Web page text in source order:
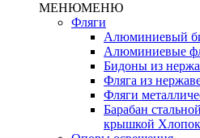
МЕНЮМЕНЮ
Фляги
Алюминиевый
Алюминиевые
Бидоны из
Фляга из
Фляги
Барабан
крышкой